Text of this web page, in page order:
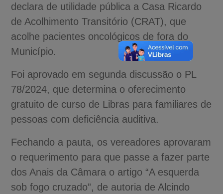
declara de utilidade pública a Casa Ricardo
de Acolhimento Transitório (CRAT), que
acolhe pacientes oncológicos de fora do
Município.
Foi aprovado em segunda discussão o PL
78/2024, que determina o oferecimento
gratuito de curso de Libras para familiares de
pessoas com deficiência auditiva.
Fechando a pauta, os vereadores aprovaram
o requerimento para que passe a fazer parte
dos Anais da Câmara o artigo “A esquerda
sob fogo cruzado”, de autoria de Alcindo